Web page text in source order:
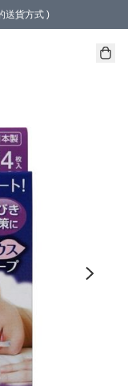
送貨方式 )